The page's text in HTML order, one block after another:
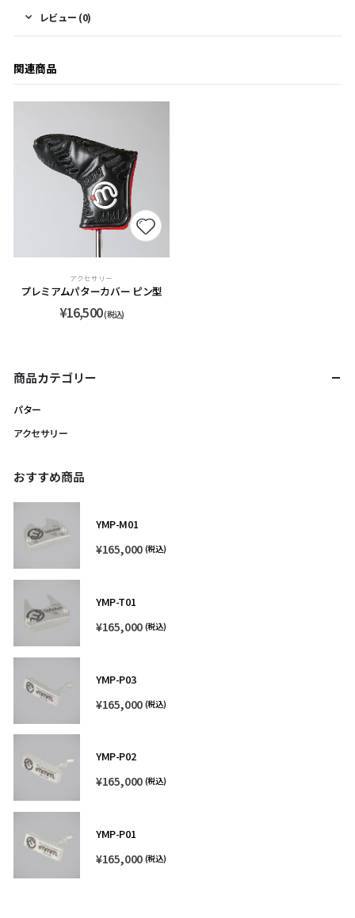
レビュー (0)
関連商品
アクセサリー
プレミアムパターカバー ピン型
¥16,500(税込)
商品カテゴリー
パター
アクセサリー
おすすめ商品
YMP-M01
¥165,000 (税込)
YMP-T01
¥165,000 (税込)
YMP-P03
¥165,000 (税込)
YMP-P02
¥165,000 (税込)
YMP-P01
¥165,000 (税込)